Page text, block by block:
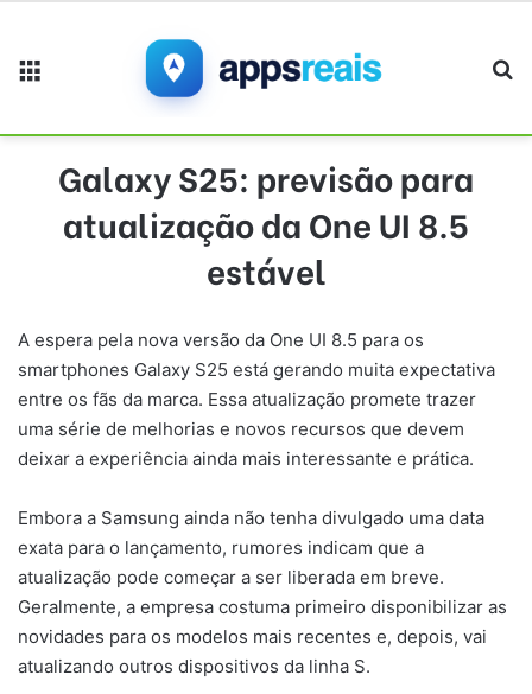
Galaxy S25: previsão para
atualização da One UI 8.5
estável
A espera pela nova versão da One UI 8.5 para os
smartphones Galaxy S25 está gerando muita expectativa
entre os fãs da marca. Essa atualização promete trazer
uma série de melhorias e novos recursos que devem
deixar a experiência ainda mais interessante e prática.
Embora a Samsung ainda não tenha divulgado uma data
exata para o lançamento, rumores indicam que a
atualização pode começar a ser liberada em breve.
Geralmente, a empresa costuma primeiro disponibilizar as
novidades para os modelos mais recentes e, depois, vai
atualizando outros dispositivos da linha S.